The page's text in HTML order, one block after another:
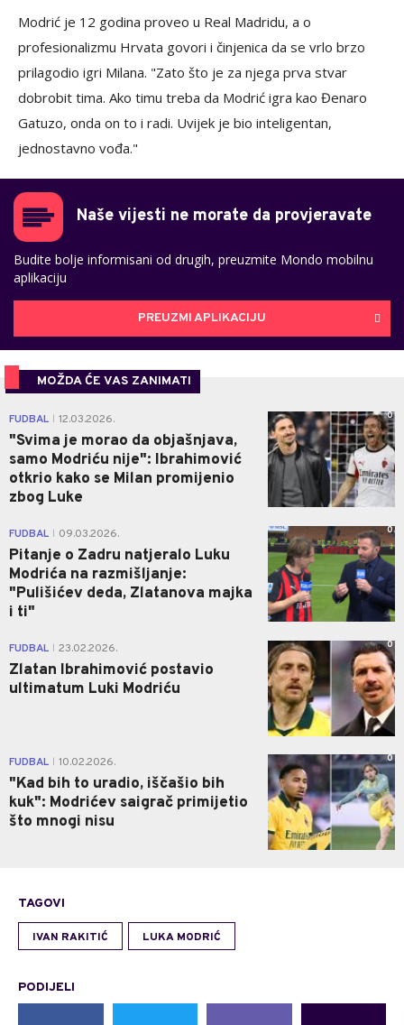
Modrić je 12 godina proveo u Real Madridu, a o
profesionalizmu Hrvata govori i činjenica da se vrlo brzo
prilagodio igri Milana. "Zato što je za njega prva stvar
dobrobit tima. Ako timu treba da Modrić igra kao Đenaro
Gatuzo, onda on to i radi. Uvijek je bio inteligentan,
jednostavno vođa."
Naše vijesti ne morate da provjeravate
Budite bolje informisani od drugih, preuzmite Mondo mobilnu
aplikaciju
PREUZMI APLIKACIJU
MOŽDA ĆE VAS ZANIMATI
FUDBAL 12.03.2026.
"Svima je morao da objašnjava,
samo Modriću nije": Ibrahimović
otkrio kako se Milan promijenio
zbog Luke
0
FUDBAL 09.03.2026.
Pitanje o Zadru natjeralo Luku
Modrića na razmišljanje:
"Pulišićev deda, Zlatanova majka
i ti"
0
FUDBAL 23.02.2026.
Zlatan Ibrahimović postavio
ultimatum Luki Modriću
0
FUDBAL 10.02.2026.
"Kad bih to uradio, iščašio bih
kuk": Modrićev saigrač primijetio
što mnogi nisu
0
TAGOVI
IVAN RAKITIĆ LUKA MODRIĆ
PODIJELI